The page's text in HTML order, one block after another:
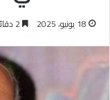
18 يونيو، 2025